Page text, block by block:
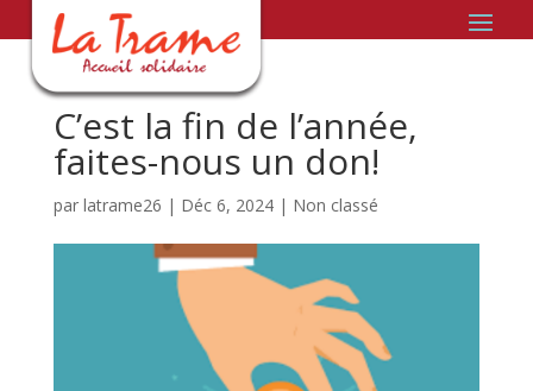
C’est la fin de l’année,
faites-nous un don!
par latrame26 | Déc 6, 2024| Non classé